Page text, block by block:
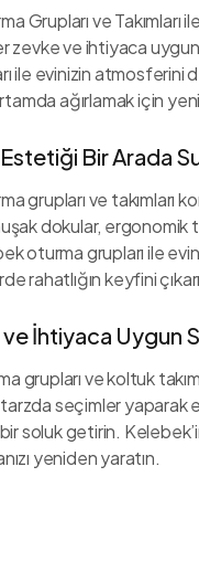
Grupları ve Takımları
zevke ve ihtiyaca
ile evinizin atmosferini
ağırlamak için
Bir Arada
grupları ve takımları
dokular, ergonomik
oturma grupları ile
rahatlığın keyfini
İhtiyaca Uygun
grupları ve koltuk
seçimler yaparak
bir soluk getirin.
yeniden yaratın.